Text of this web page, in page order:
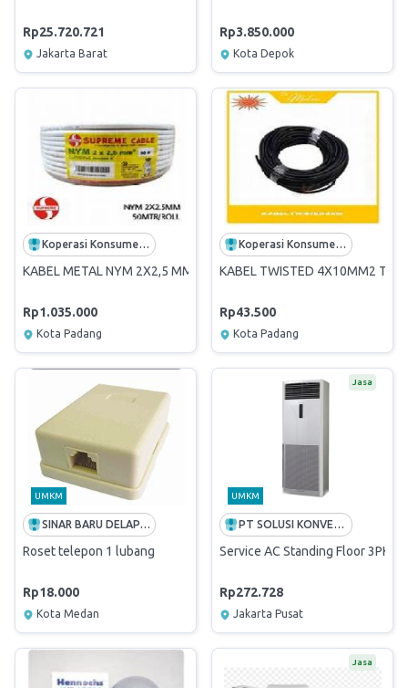
Rp25.720.721
Jakarta Barat
Rp3.850.000
Kota Depok
Koperasi Konsumen Karyawan Pelindo Teluk Bayur
KABEL METAL NYM 2X2,5 MM2/ROL 50 METER
Rp1.035.000
Kota Padang
Koperasi Konsumen Karyawan Pelindo Teluk Bayur
KABEL TWISTED 4X10MM2
Rp43.500
Kota Padang
UMKM
SINAR BARU DELAPAN ENAM
Roset telepon 1 lubang
Rp18.000
Kota Medan
Jasa
UMKM
PT SOLUSI KONVERGEN INDONESIA
Service AC Standing Floor 3PK
Rp272.728
Jakarta Pusat
Jasa